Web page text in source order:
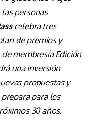
personas
celebra tres
de premios y
membresía Edición
una inversión
propuestas y
para los
30 años.